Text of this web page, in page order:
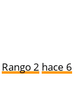
Rango 2 hace 6